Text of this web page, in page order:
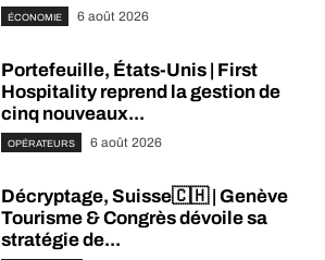
ÉCONOMIE 6 août 2026
Portefeuille, États-Unis | First
Hospitality reprend la gestion de
cinq nouveaux...
OPÉRATEURS 6 août 2026
Décryptage, Suisse🇨🇭 | Genève
Tourisme & Congrès dévoile sa
stratégie de...